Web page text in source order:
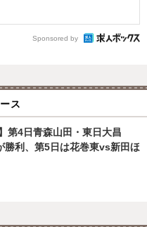
Sponsored by
ス
第4日青森山田・東日大昌
勝利、第5日は花巻東vs新田ほ